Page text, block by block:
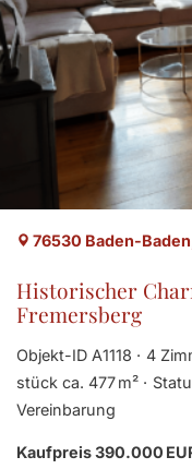
76530 Baden-
Historischer
Fremersberg
Objekt-ID A1118 4
stück ca. 477 m²
Vereinbarung
Kaufpreis 390.000